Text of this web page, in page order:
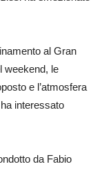
al Gran
weekend, le
e l’atmosfera
interessato
da Fabio